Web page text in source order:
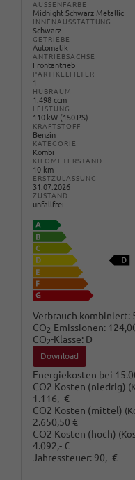
AUSSENFARBE
Midnight Schwarz Metallic
INNENAUSSTATTUNG
Schwarz
GETRIEBE
Automatik
ANTRIEBSACHSE
Frontantrieb
PARTIKELFILTER
1
HUBRAUM
1.498 ccm
LEISTUNG
110 kW (150 PS)
KRAFTSTOFF
Benzin
KATEGORIE
Kombi
KILOMETERSTAND
10 km
ERSTZULASSUNG
31.07.2026
ZUSTAND
unfallfrei
Verbrauch kombiniert:
CO2-Emissionen:
CO2-Klasse: D
Download
Energiekosten bei
CO2 Kosten (niedrig)
1.116,- €
CO2 Kosten (mittel)
2.650,50 €
CO2 Kosten (hoch)
4.092,- €
Jahressteuer: 90,- €